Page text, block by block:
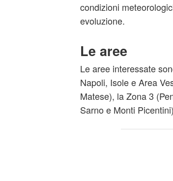
condizioni
evoluzione.
Le aree
Le aree interessate
Napoli, Isole e Area
Matese), la Zona 3
Sarno e Monti